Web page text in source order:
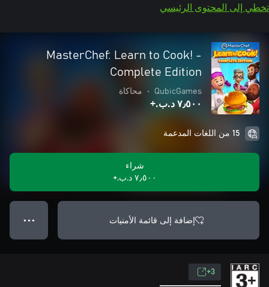
تخطي إلى المحتوى الرئيسي
MasterChef: Learn to Cook! -
Complete Edition
QubicGames
• محاكاة
٧٫٥٠٠ د.ب.‏+
15 من اللغات المدعمة
شراء
٧٫٥٠٠ د.ب.‏+
إضافة إلى قائمة الأمنيات ● ● ●
3+